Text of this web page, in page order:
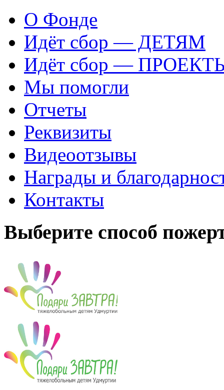
О Фонде
Идёт сбор — ДЕТЯМ
Идёт сбор —
Мы помогли
Отчеты
Реквизиты
Видеоотзывы
Награды и
Контакты
Выберите способ